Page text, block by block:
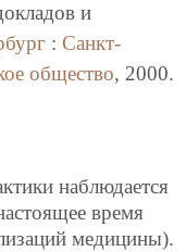
и
: Санкт-
общество, 2000.
наблюдается
время
медицины).